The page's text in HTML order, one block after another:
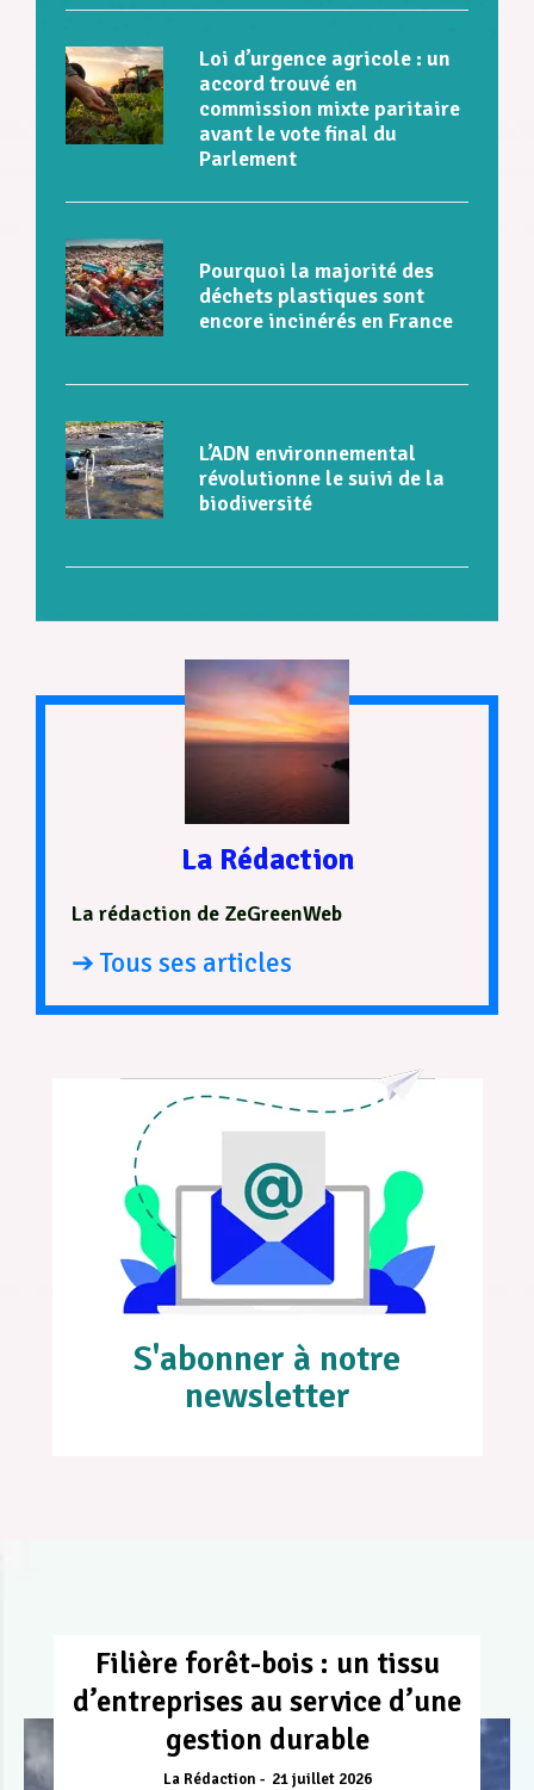
Loi d’urgence agricole : un
accord trouvé en
commission mixte paritaire
avant le vote final du
Parlement
Pourquoi la majorité des
déchets plastiques sont
encore incinérés en France
L’ADN environnemental
révolutionne le suivi de la
biodiversité
La Rédaction
La rédaction de ZeGreenWeb
➔ Tous ses articles
S'abonner à notre
newsletter
Filière forêt-bois : un tissu
d’entreprises au service d’une
gestion durable
La Rédaction 21 juillet 2026